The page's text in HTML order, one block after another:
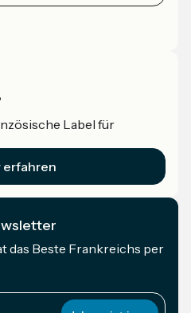
Label für
erfahren
das Beste Frankreichs per